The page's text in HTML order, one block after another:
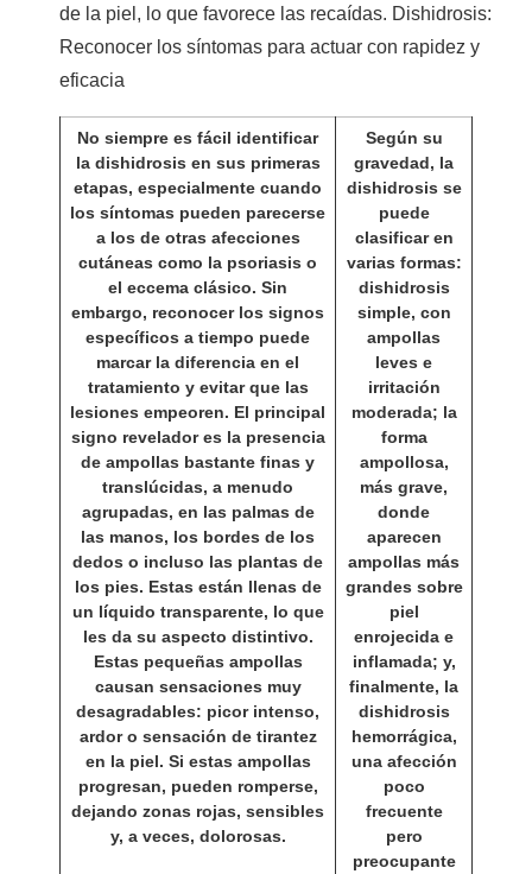
de la piel, lo que favorece las recaídas. Dishidrosis:
Reconocer los síntomas para actuar con rapidez y
eficacia
No siempre es fácil identificar
la dishidrosis en sus primeras
etapas, especialmente cuando
los síntomas pueden parecerse
a los de otras afecciones
cutáneas como la psoriasis o
el eccema clásico. Sin
embargo, reconocer los signos
específicos a tiempo puede
marcar la diferencia en el
tratamiento y evitar que las
lesiones empeoren. El principal
signo revelador es la presencia
de ampollas bastante finas y
translúcidas, a menudo
agrupadas, en las palmas de
las manos, los bordes de los
dedos o incluso las plantas de
los pies. Estas están llenas de
un líquido transparente, lo que
les da su aspecto distintivo.
Estas pequeñas ampollas
causan sensaciones muy
desagradables: picor intenso,
ardor o sensación de tirantez
en la piel. Si estas ampollas
progresan, pueden romperse,
dejando zonas rojas, sensibles
y, a veces, dolorosas.
Según su
gravedad, la
dishidrosis se
puede
clasificar en
varias formas:
dishidrosis
simple, con
ampollas
leves e
irritación
moderada; la
forma
ampollosa,
más grave,
donde
aparecen
ampollas más
grandes sobre
piel
enrojecida e
inflamada; y,
finalmente, la
dishidrosis
hemorrágica,
una afección
poco
frecuente
pero
preocupante